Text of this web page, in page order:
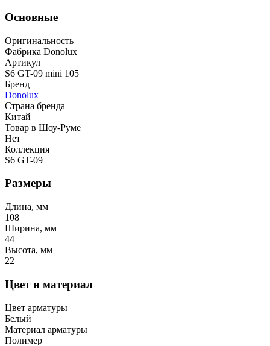
Основные
Оригинальность
Фабрика Donolux
Артикул
S6 GT-09 mini 105
Бренд
Donolux
Страна бренда
Китай
Товар в Шоу-Руме
Нет
Коллекция
S6 GT-09
Размеры
Длина, мм
108
Ширина, мм
44
Высота, мм
22
Цвет и материал
Цвет арматуры
Белый
Материал арматуры
Полимер